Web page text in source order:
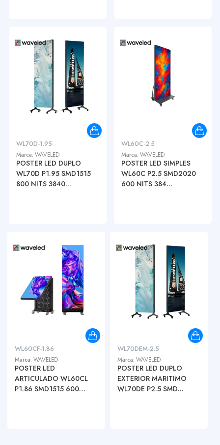
WL70D-1.95
Marca: WAVELED
POSTER LED DUPLO
WL70D P1.95 SMD1515
800 NITS 3840...
WL60C-2.5
Marca: WAVELED
POSTER LED SIMPLES
WL60C P2.5 SMD2020
600 NITS 384...
WL60CF-1.86
Marca: WAVELED
POSTER LED
ARTICULADO WL60CL
P1.86 SMD1515 600
WL70DEM-2.5
Marca: WAVELED
POSTER LED DUPLO
EXTERIOR MARITIMO
WL70DE P2.5 SMD...